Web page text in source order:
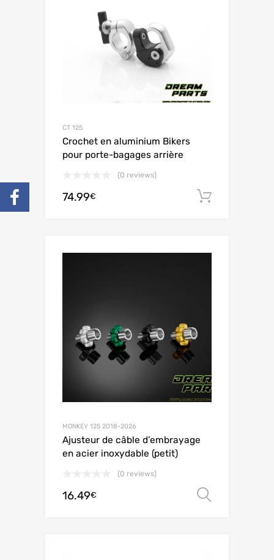
CT 125
Crochet en aluminium Bikers
pour porte-bagages arrière
(0 reviews)
74.99€
MONKEY 125 2018-2026
Ajusteur de câble d’embrayage
en acier inoxydable (petit)
(0 reviews)
16.49€